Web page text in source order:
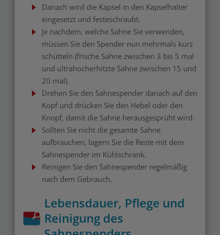
Danach wird die Kapsel in den Kapselhalter
eingesetzt und festeschraubt.
Je nachdem, welche Sahne Sie verwenden,
müssen Sie den Spender nun mehrmals kurz
schütteln (frische Sahne zwischen 3 bis 5 mal
und ultrahocherhitzte Sahne zwischen 15 und
20 mal).
Drehen Sie den Sahnespender danach auf den
Kopf und drücken Sie den Hebel oder den
Knopf, damit die Sahne herausgesprüht wird.
Sollten Sie nicht die gesamte Sahne
aufbrauchen, lagern Sie die Reste mit dem
Sahnespender im Kühlschrank.
Reinigen Sie den Sahnespender regelmäßig
nach dem Gebrauch.
Lebensdauer, Pflege und
Reinigung des